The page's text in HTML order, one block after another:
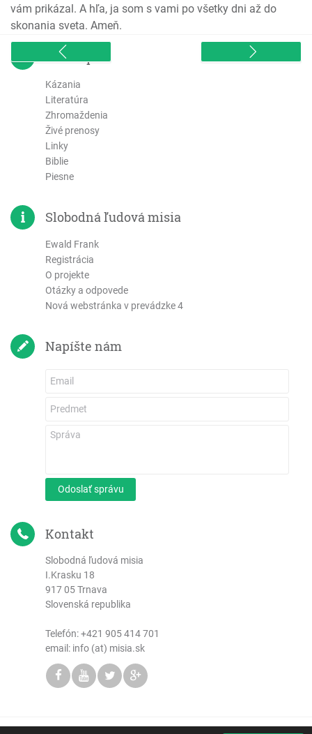
Ev. Matúša
Ev. Marka
Ev. Lukáša
Ev. Jána
Skutky apoštolov
List Rimanom
1. List Korintským
2. List Korintským
Galatským
Efezským
Kolosenským
1. Tesalonickým
2. Tesalonickým
1. Timoteovi
2. Timoteovi
Títovi
List Židom
1. Petra
2. Petra
2 Jána
List Júdov
Zjavenie Jána
vám prikázal. A hľa, ja som s vami po všetky dni až do
skonania sveta. Ameň.
sitemap
Kázania
Literatúra
Zhromaždenia
Živé prenosy
Linky
Biblie
Piesne
Slobodná ľudová misia
Ewald Frank
Registrácia
O projekte
Otázky a odpovede
Nová webstránka v prevádzke 4
Napíšte nám
Odoslať správu
Kontakt
Slobodná ľudová misia
I.Krasku 18
917 05 Trnava
Slovenská republika
Telefón:+421 905 414 701
email: info (at) misia.sk